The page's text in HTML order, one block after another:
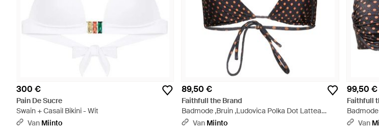
300 €
Pain De Sucre
Swain + Casail Bikini - Wit
Van Miinto
89,50 €
Faithfull the Brand
Badmode ,Bruin ,Ludovica Polka Dot Lattea
Bikini Top - Zwart
Van Miinto
99,50 €
Faithfull
Van